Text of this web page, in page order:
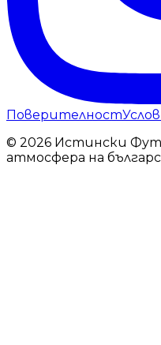
Поверителност
© 2026 Истински
атмосфера на